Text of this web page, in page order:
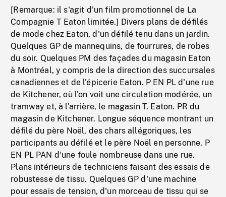
[Remarque: il s'agit d'un film promotionnel de La
Compagnie T Eaton limitée.] Divers plans de défilés
de mode chez Eaton, d'un défilé tenu dans un jardin.
Quelques GP de mannequins, de fourrures, de robes
du soir. Quelques PM des façades du magasin Eaton
à Montréal, y compris de la direction des succursales
canadiennes et de l'épicerie Eaton. P EN PL d'une rue
de Kitchener, où l'on voit une circulation modérée, un
tramway et, à l'arrière, le magasin T. Eaton. PR du
magasin de Kitchener. Longue séquence montrant un
défilé du père Noël, des chars allégoriques, les
participants au défilé et le père Noël en personne. P
EN PL PAN d'une foule nombreuse dans une rue.
Plans intérieurs de techniciens faisant des essais de
robustesse de tissu. Quelques GP d'une machine
pour essais de tension, d'un morceau de tissu qui se